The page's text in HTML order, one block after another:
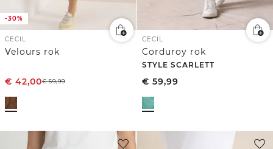
-30%
CECIL
Velours rok
€ 42,00€59,99
CECIL
Corduroy rok
STYLE SCARLETT
€ 59,99